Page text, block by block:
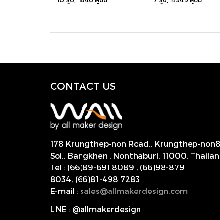
CONTACT US
178 Krungthep-non Road., Krungthep-non8
Soi., Bangkhen , Nonthaburi, 11000,
Tel : (66)89-691 8089 , (66)98-879
8034, (66)81-498 7283
E-mail : sales@allmakerdesign.com
LINE : @allmakerdesign